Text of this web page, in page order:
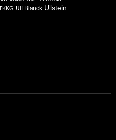
Ulf Blanck Ullstein